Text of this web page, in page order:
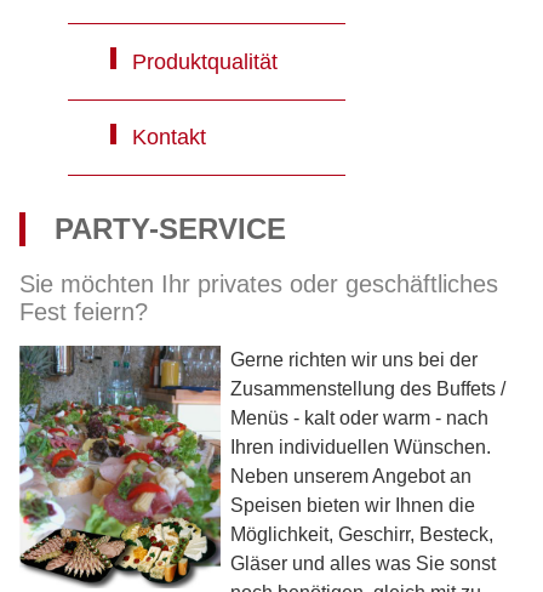
Produktqualität
Kontakt
PARTY-SERVICE
Sie möchten Ihr privates oder geschäftliches
Fest feiern?
Gerne richten wir uns bei der
Zusammenstellung des Buffets /
Menüs - kalt oder warm - nach
Ihren individuellen Wünschen.
Neben unserem Angebot an
Speisen bieten wir Ihnen die
Möglichkeit, Geschirr, Besteck,
Gläser und alles was Sie sonst